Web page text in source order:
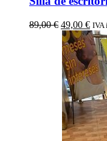
89,00€ El
precio
original
era:
89,00 €.
49,00 €El
es:
IVA